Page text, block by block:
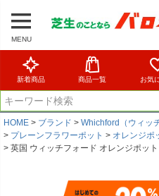
MENU
新着商品 商品一覧 お気
HOME ブランド Whichford（ウィッ
プレーンフラワーポット
オレンジポ
英国 ウィッチフォード オレンジポッ